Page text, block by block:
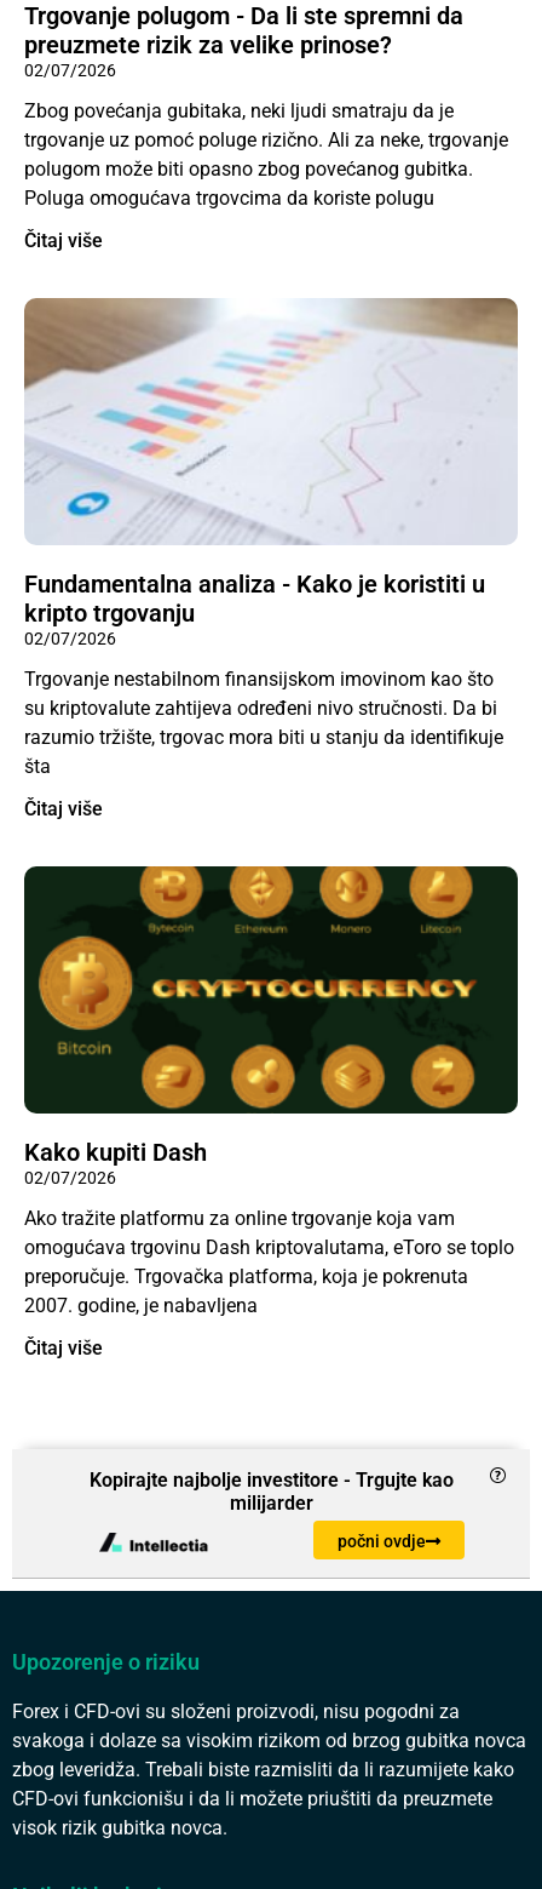
Trgovanje polugom - Da li ste spremni da
preuzmete rizik za velike prinose?
02/07/2026
Zbog povećanja gubitaka, neki ljudi smatraju da je
trgovanje uz pomoć poluge rizično. Ali za neke, trgovanje
polugom može biti opasno zbog povećanog gubitka.
Poluga omogućava trgovcima da koriste polugu
Čitaj više
Fundamentalna analiza - Kako je koristiti u
kripto trgovanju
02/07/2026
Trgovanje nestabilnom finansijskom imovinom kao što
su kriptovalute zahtijeva određeni nivo stručnosti. Da bi
razumio tržište, trgovac mora biti u stanju da identifikuje
šta
Čitaj više
Kako kupiti Dash
02/07/2026
Ako tražite platformu za online trgovanje koja vam
omogućava trgovinu Dash kriptovalutama, eToro se toplo
preporučuje. Trgovačka platforma, koja je pokrenuta
2007. godine, je nabavljena
Čitaj više
Kopirajte najbolje investitore - Trgujte kao
milijarder
počni ovdje
Upozorenje o riziku
Forex i CFD-ovi su složeni proizvodi, nisu pogodni za
svakoga i dolaze sa visokim rizikom od brzog gubitka novca
zbog leveridža. Trebali biste razmisliti da li razumijete kako
CFD-ovi funkcionišu i da li možete priuštiti da preuzmete
visok rizik gubitka novca.